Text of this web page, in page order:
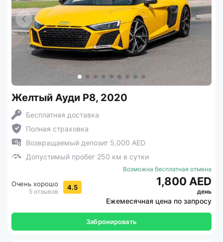
Желтый Ауди Р8, 2020
Бесплатная доставка
Полная страховка
Возвращаемый депозит 5,000 AED
Допустимый пробег 250 км в сутки
Очень хорошо
5 отзывов 4.5
Возможна бесплатная отмена
1,800 AED
день
Ежемесячная цена по запросу
Забронировать